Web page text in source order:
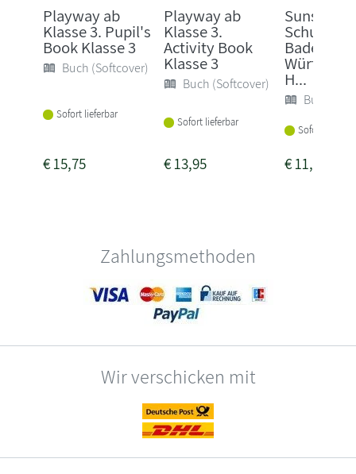
Playway ab
Klasse 3. Pupil's
Book Klasse 3
Buch (Softcover)
Sofort lieferbar
€15,75
Playway ab
Klasse 3.
Activity Book
Klasse 3
Buch (Softcover)
Sofort lieferbar
€13,95
Sunshine
Schuljahr.
Baden-
H...
Buch
Sofort
€11,75
Zahlungsmethoden
Wir verschicken mit